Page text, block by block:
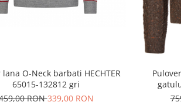
lana O-Neck barbati HECHTER
65015-132812 gri
RON339,00 RON